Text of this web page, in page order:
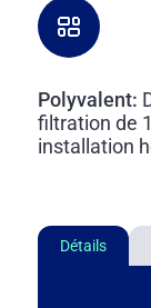
Polyvalent:
filtration de
installation
Détails